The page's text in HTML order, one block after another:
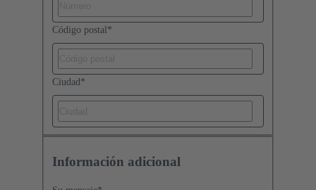
Código postal *
Ciudad *
Información adicional